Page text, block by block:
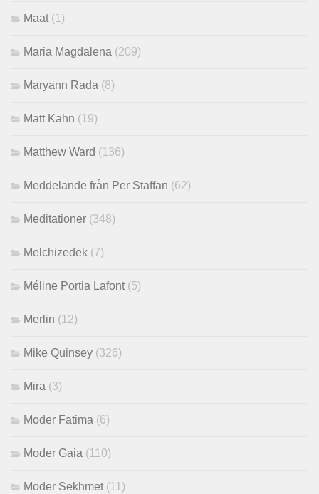
Maat (1)
Maria Magdalena (209)
Maryann Rada (8)
Matt Kahn (19)
Matthew Ward (136)
Meddelande från Per Staffan (62)
Meditationer (348)
Melchizedek (7)
Méline Portia Lafont (5)
Merlin (12)
Mike Quinsey (326)
Mira (3)
Moder Fatima (6)
Moder Gaia (110)
Moder Sekhmet (11)